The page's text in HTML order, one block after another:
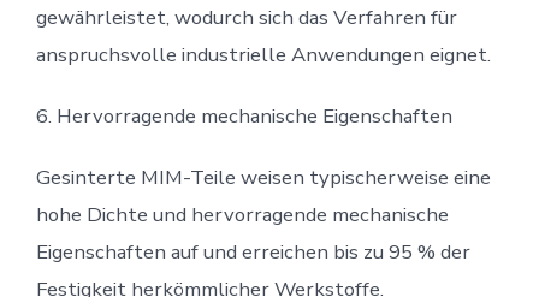
gewährleistet, wodurch sich das Verfahren für
anspruchsvolle industrielle Anwendungen eignet.
6. Hervorragende mechanische Eigenschaften
Gesinterte MIM-Teile weisen typischerweise eine
hohe Dichte und hervorragende mechanische
Eigenschaften auf und erreichen bis zu 95 % der
Festigkeit herkömmlicher Werkstoffe.